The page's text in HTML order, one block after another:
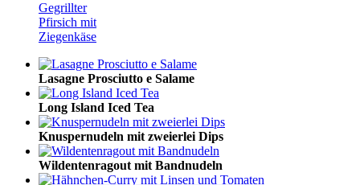
Gegrillter
Pfirsich mit
Ziegenkäse
Lasagne Prosciutto e Salame
Long Island Iced Tea
Knuspernudeln mit zweierlei Dips
Wildentenragout mit Bandnudeln